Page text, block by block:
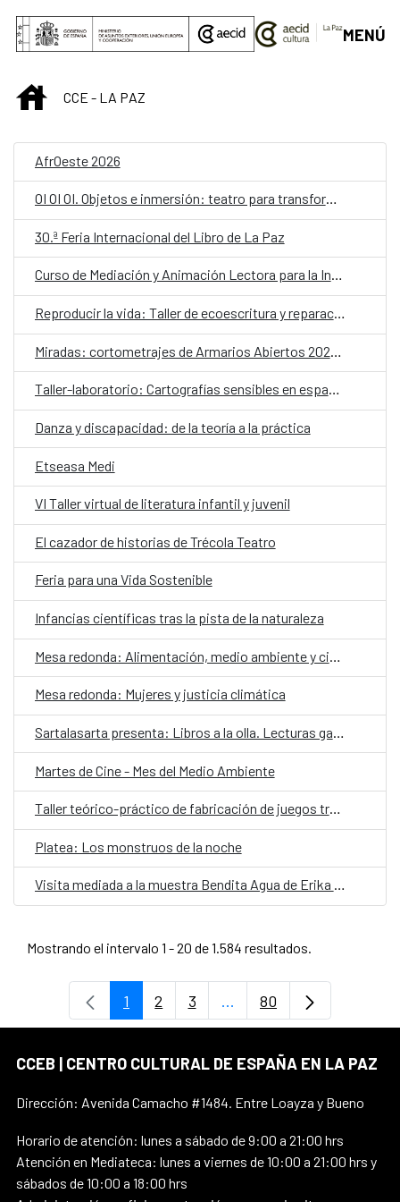
Saltar al contenido principal
MENÚ
INICIOCCE - LA PAZ
AfrOeste 2026
OI OI OI. Objetos e inmersión: teatro para transformar la escuela
30.ª Feria Internacional del Libro de La Paz
Curso de Mediación y Animación Lectora para la Infancia – Lectores sin Frontera
Reproducir la vida: Taller de ecoescritura y reparación
Taller-laboratorio: Cartografías sensibles en espacios públicos
Danza y discapacidad: de la teoría a la práctica
Etseasa Medi
VI Taller virtual de literatura infantil y juvenil
El cazador de historias de Trécola Teatro
Feria para una Vida Sostenible
Infancias científicas tras la pista de la naturaleza
Mesa redonda: Mujeres y justicia climática
Sartalasarta presenta: Libros a la olla. Lecturas gastronómicas a domicilio
Martes de Cine - Mes del Medio Ambiente
Taller teórico-práctico de fabricación de juegos tradicionales
Platea: Los monstruos de la noche
Visita mediada a la muestra Bendita Agua de Erika Ewel
Mostrando el intervalo 1 - 20 de 1.584 resultados.
Página
1 Página
2 Página
3 ...Páginas intermedias
Página
80
CCEB | CENTRO CULTURAL DE ESPAÑA EN LA PAZ
Dirección: Avenida Camacho #1484. Entre Loayza y Bueno
Horario de atención: lunes a sábado de 9:00 a 21:00 hrs
Atención en Mediateca: lunes a viernes de 10:00 a 21:00 hrs y
sábados de 10:00 a 18:00 hrs